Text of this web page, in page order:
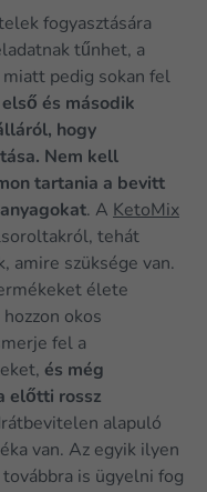
fogyasztására
tűnhet, a
pedig sokan fel
első és második
hogy
Nem kell
tartania a bevitt
. A KetoMix
tehát
amire szüksége van.
élete
okos
fel a
és még
előtti rossz
alapuló
van. Az egyik ilyen
továbbra is ügyelni fog